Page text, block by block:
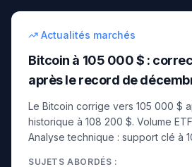
Actualités marchés
Bitcoin à 105 000 $ :
après le record de
Le Bitcoin corrige vers 105 000 $
historique à 108 200 $. Volume
Analyse technique : support clé à
SUJETS ABORDÉS :